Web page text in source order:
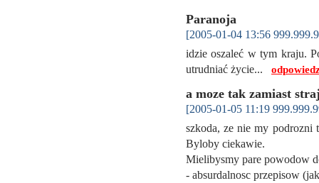
Paranoja
[2005-01-04 13:56
idzie oszaleć w tym kraju.
utrudniać życie...
a moze tak zamiast
[2005-01-05 11:19
szkoda, ze nie my podrozni
Byloby ciekawie.
Mielibysmy pare powodow
- absurdalnosc przepisow